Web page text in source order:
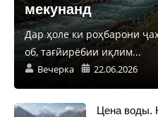
мекунанд
Дар ҳоле ки роҳбарони
об, тағйирёбии иқлим...
Вечерка 22.06.2026
Цена воды.